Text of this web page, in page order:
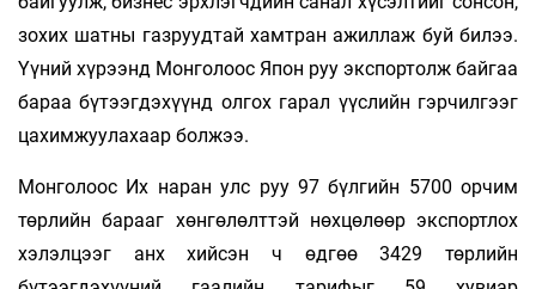
зохих шатны газруудтай хамтран ажиллаж буй билээ.
Үүний хүрээнд Монголоос Япон руу экспортолж байгаа
бараа бүтээгдэхүүнд олгох гарал үүслийн гэрчилгээг
цахимжуулахаар болжээ.
Монголоос Их наран улс руу 97 бүлгийн 5700 орчим
төрлийн барааг хөнгөлөлттэй нөхцөлөөр экспортлох
хэлэлцээг анх хийсэн ч өдгөө 3429 төрлийн